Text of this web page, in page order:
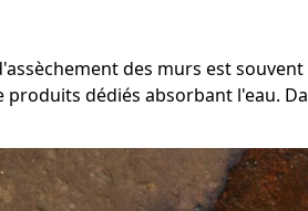
des murs est
dédiés absorbant l'eau.